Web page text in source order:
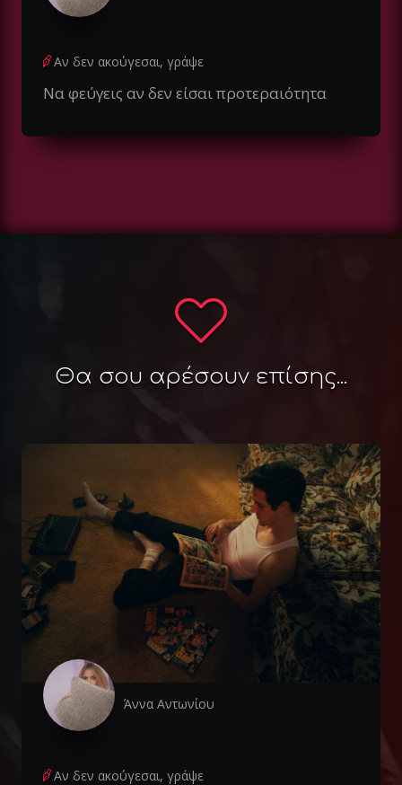
Αν δεν ακούγεσαι, γράψε
Να φεύγεις αν δεν είσαι προτεραιότητα
Θα σου αρέσουν επίσης...
Άννα Αντωνίου
Αν δεν ακούγεσαι, γράψε